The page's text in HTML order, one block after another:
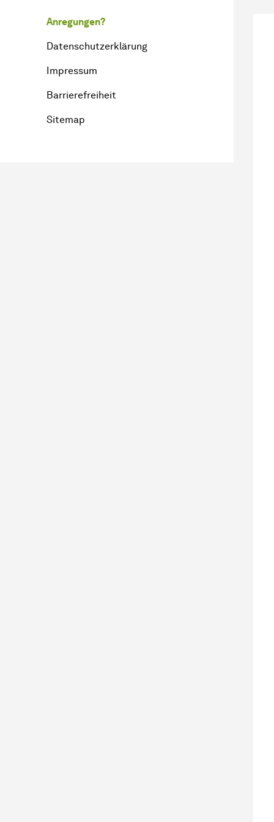
Anregungen?
Datenschutzerklärung
Impressum
Barrierefreiheit
Sitemap